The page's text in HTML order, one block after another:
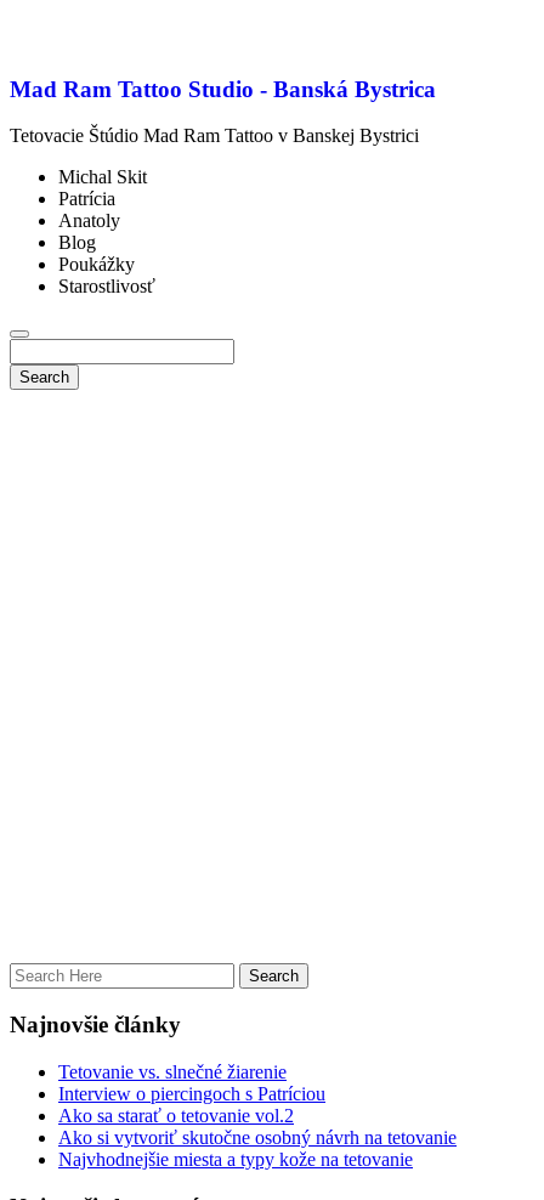
Mad Ram Tattoo Studio - Banská Bystrica
Tetovacie Štúdio Mad Ram Tattoo v Banskej Bystrici
Michal Skit
Patrícia
Anatoly
Blog
Poukážky
Starostlivosť
Najnovšie články
Tetovanie vs. slnečné žiarenie
Interview o piercingoch s Patríciou
Ako sa starať o tetovanie vol.2
Ako si vytvoriť skutočne osobný návrh na tetovanie
Najvhodnejšie miesta a typy kože na tetovanie